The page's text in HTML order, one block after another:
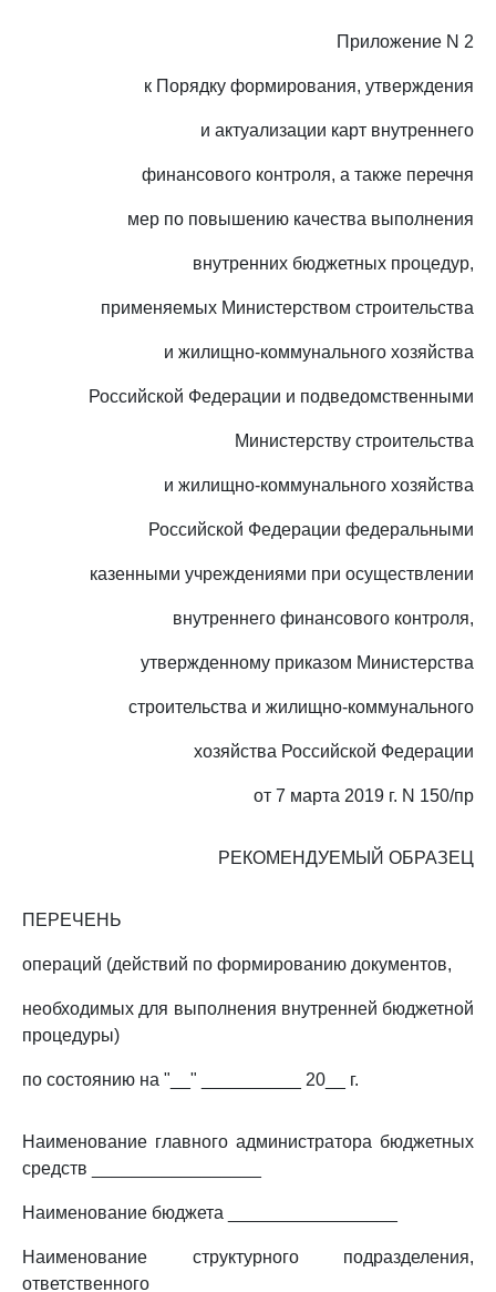
Приложение N 2
к Порядку формирования, утверждения
и актуализации карт внутреннего
финансового контроля, а также перечня
мер по повышению качества выполнения
внутренних бюджетных процедур,
применяемых Министерством строительства
и жилищно-коммунального хозяйства
Российской Федерации и подведомственными
Министерству строительства
и жилищно-коммунального хозяйства
Российской Федерации федеральными
казенными учреждениями при осуществлении
внутреннего финансового контроля,
утвержденному приказом Министерства
строительства и жилищно-коммунального
хозяйства Российской Федерации
от 7 марта 2019 г. N 150/пр
РЕКОМЕНДУЕМЫЙ ОБРАЗЕЦ
ПЕРЕЧЕНЬ
операций (действий по формированию документов,
необходимых для выполнения внутренней бюджетной
процедуры)
по состоянию на "__" __________ 20__ г.
Наименование главного администратора бюджетных
средств _________________
Наименование бюджета _________________
Наименование структурного подразделения,
ответственного